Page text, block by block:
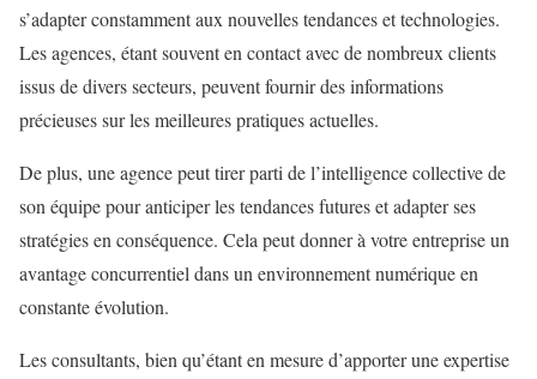
s’adapter constamment aux nouvelles tendances et technologies.
Les agences, étant souvent en contact avec de nombreux clients
issus de divers secteurs, peuvent fournir des informations
précieuses sur les meilleures pratiques actuelles.
De plus, une agence peut tirer parti de l’intelligence collective de
son équipe pour anticiper les tendances futures et adapter ses
stratégies en conséquence. Cela peut donner à votre entreprise un
avantage concurrentiel dans un environnement numérique en
constante évolution.
Les consultants, bien qu’étant en mesure d’apporter une expertise